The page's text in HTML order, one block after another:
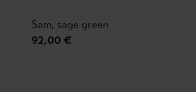
Sam, sage green
92,00 €